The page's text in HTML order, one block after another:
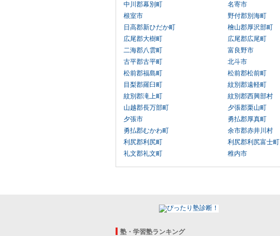
中川郡幕別町
名寄市
根室市
野付郡別海町
日高郡新ひだか町
檜山郡厚沢部町
広尾郡大樹町
広尾郡広尾町
二海郡八雲町
富良野市
古平郡古平町
北斗市
松前郡福島町
松前郡松前町
目梨郡羅臼町
紋別郡遠軽町
紋別郡滝上町
紋別郡西興部村
山越郡長万部町
夕張郡栗山町
夕張市
勇払郡厚真町
勇払郡むかわ町
余市郡赤井川村
利尻郡利尻町
利尻郡利尻富士町
礼文郡礼文町
稚内市
塾・学習塾ランキング